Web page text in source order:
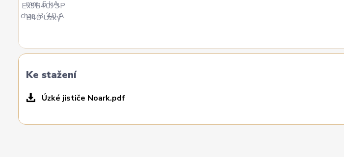
Ke stažení
Úzké jističe Noark.pdf